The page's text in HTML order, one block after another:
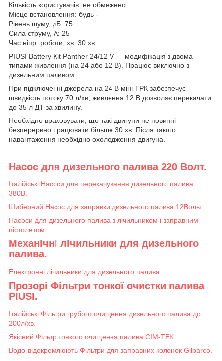
Кількість користувачів: не обмежено
Місце встановлення: будь -
Рівень шуму, дБ: 75
Сила струму, А: 25
Час ніпр. роботи, хв: 30 хв.
PIUSI Battery Kit Panther 24/12 V — модифікація з двома
типами живлення (на 24 або 12 В). Працює виключно з
дизельним паливом.
При підключенні джерела на 24 В міні ТРК забезпечує
швидкість потоку 70 л/хв, живлення 12 В дозволяє перекачати
до 35 л ДТ за хвилину.
Необхідно враховувати, що такі двигуни не повинні
безперервно працювати більше 30 хв. Після такого
навантаження необхідно охолодження двигуна.
Насос для дизельного палива 220 Волт.
Італійські Насоси для перекачування дизельного палива
380В.
Шиберний Насос для заправки дизельного палива 12Вольт.
Насоси для дизельного палива з лічильником і заправним
пістолетом.
Механічні лічильники для дизельного
палива.
Електронні лічильники для дизельного палива.
Прозорі Фільтри тонкої очистки палива
PIUSI.
Італійські Фільтри грубого очищення дизельного палива до
200л/хв.
Якісний Фільтр тонкого очищення палива CIM-TEK.
Водо-відокремлюють Фільтри для заправних колонок Gilbarco.